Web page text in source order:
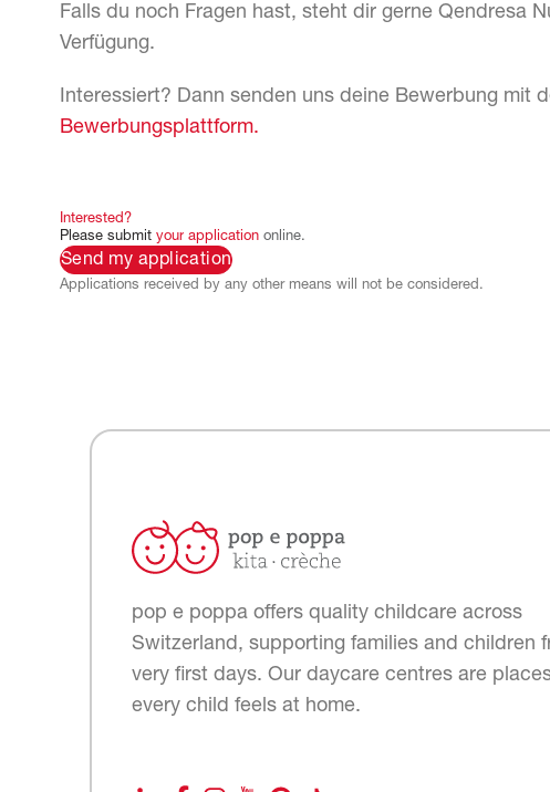
Falls du noch Fragen hast, steht dir gerne Qendresa
Verfügung.
Interessiert? Dann senden uns deine Bewerbung mit
Bewerbungsplattform.
Interested?
Please submit your application online.
Send my application
Applications received by any other means will not be considered.
pop e poppa offers quality childcare across
Switzerland, supporting families and children
very first days. Our daycare centres are
every child feels at home.